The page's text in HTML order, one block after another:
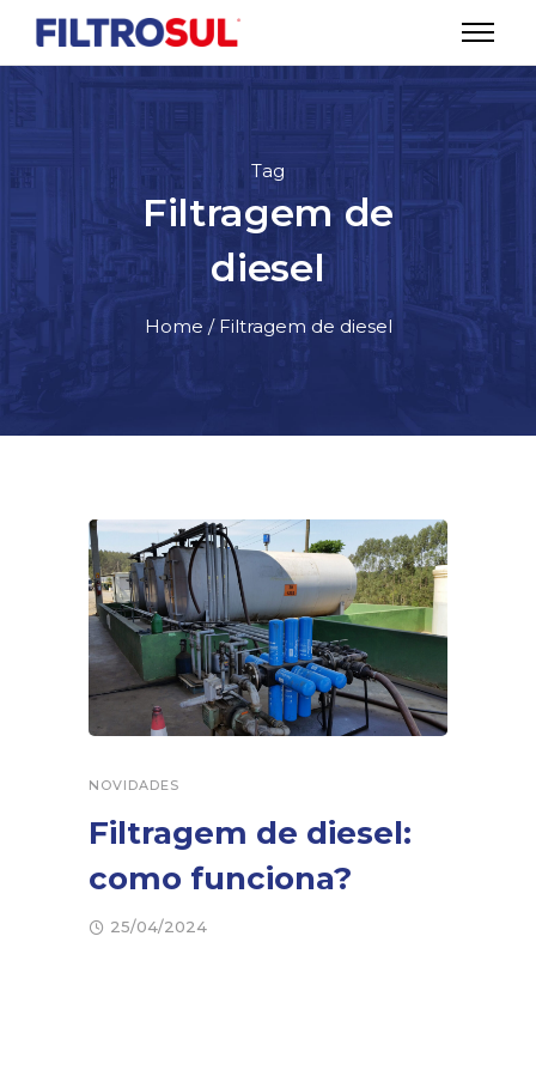
Tag
Filtragem de
diesel
Home / Filtragem de diesel
NOVIDADES
Filtragem de diesel:
como funciona?
25/04/2024